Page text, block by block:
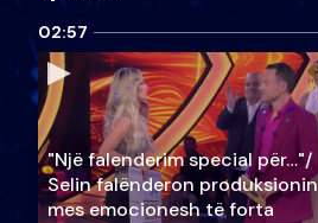
02:57
"Një falenderim special për…"/
Selin falënderon produksionin
mes emocionesh të forta